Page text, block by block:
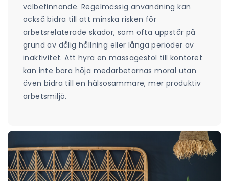
välbefinnande. Regelmässig användning kan
också bidra till att minska risken för
arbetsrelaterade skador, som ofta uppstår på
grund av dålig hållning eller långa perioder av
inaktivitet. Att hyra en massagestol till kontoret
kan inte bara höja medarbetarnas moral utan
även bidra till en hälsosammare, mer produktiv
arbetsmiljö.